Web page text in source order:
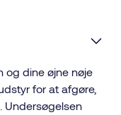
og dine øjne nøje
for at afgøre,
Undersøgelsen